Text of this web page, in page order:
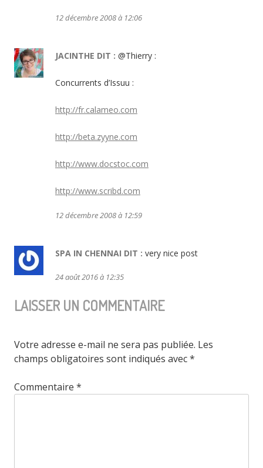
12 décembre 2008 à 12:06
JACINTHE DIT : @Thierry :
Concurrents d’Issuu :
http://fr.calameo.com
http://beta.zyyne.com
http://www.docstoc.com
http://www.scribd.com
12 décembre 2008 à 12:59
SPA IN CHENNAI DIT : very nice post
24 août 2016 à 12:35
LAISSER UN COMMENTAIRE
Votre adresse e-mail ne sera pas publiée. Les
champs obligatoires sont indiqués avec*
Commentaire *